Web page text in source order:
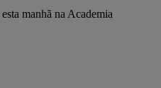
manhã na Academia